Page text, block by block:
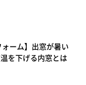
ォーム】出窓が暑い
を下げる内窓とは